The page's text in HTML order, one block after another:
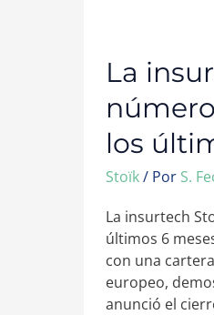
La
los
Stoïk/ Por S.
La insurtech
últimos 6
con una
europeo,
anunció el